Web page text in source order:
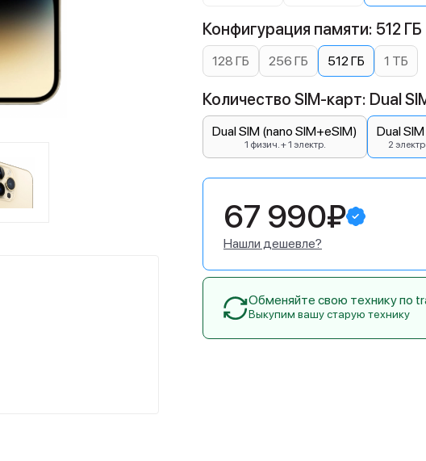
Конфигурация памяти: 512 ГБ
128 ГБ 256 ГБ 512 ГБ 1 ТБ
Количество SIM-карт: Dual
Dual SIM (nano SIM+eSIM)
1 физич. + 1 электр.
Dual
2
67 990₽
Нашли дешевле?
Обменяйте свою технику по
Выкупим вашу старую технику